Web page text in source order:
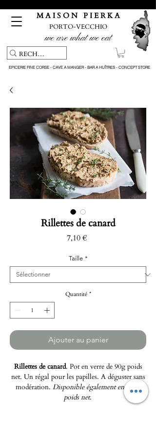
M A I S O N P I E R K A
PORTO-VECCHIO
we are what we eat
EPICERIE FINE CORSE - CAVE A MANGER - BAR A HUÎTRES - CONCEPT STORE
Rillettes de canard
7,10 €Prix
Taille *
Quantité *
Ajouter au panier
Rillettes de canard. Pot en verre de 90g poids
net. Un régal pour les papilles. A déguster sans
modération. Disponible également en 180g
poids net.